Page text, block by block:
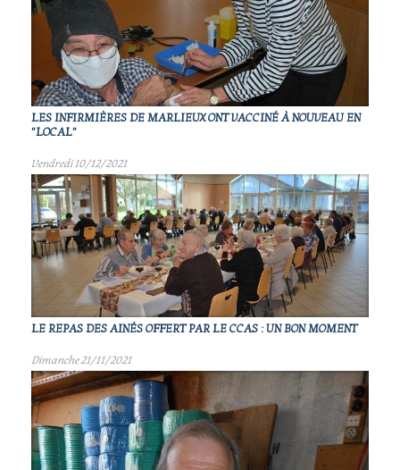
LES INFIRMIÈRES DE MARLIEUX ONT VACCINÉ À NOUVEAU EN
"LOCAL"
Vendredi 10/12/2021
LE REPAS DES AINÉS OFFERT PAR LE CCAS : UN BON MOMENT
Dimanche 21/11/2021